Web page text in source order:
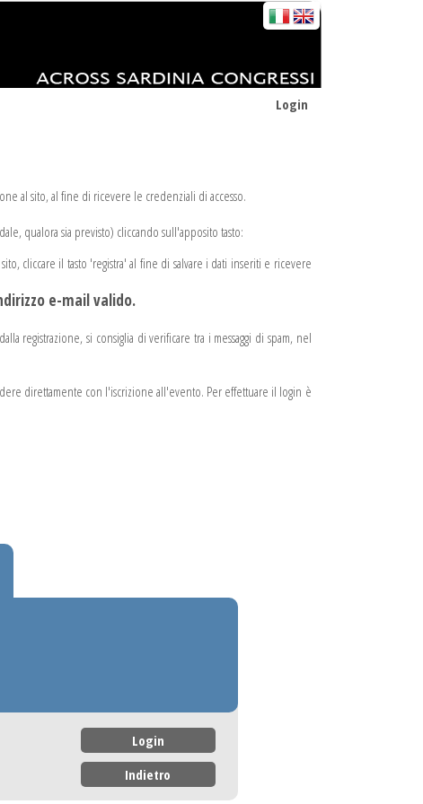
Login
al sito, al fine di ricevere le credenziali di accesso.
qualora sia previsto) cliccando sull'apposito tasto:
cliccare il tasto 'registra' al fine di salvare i dati inseriti e ricevere
e-mail valido.
registrazione, si consiglia di verificare tra i messaggi di spam, nel
direttamente con l'iscrizione all'evento. Per effettuare il login è
Login
Indietro